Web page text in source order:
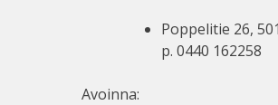
Poppelitie 26,
p. 0440 162258
Avoinna: